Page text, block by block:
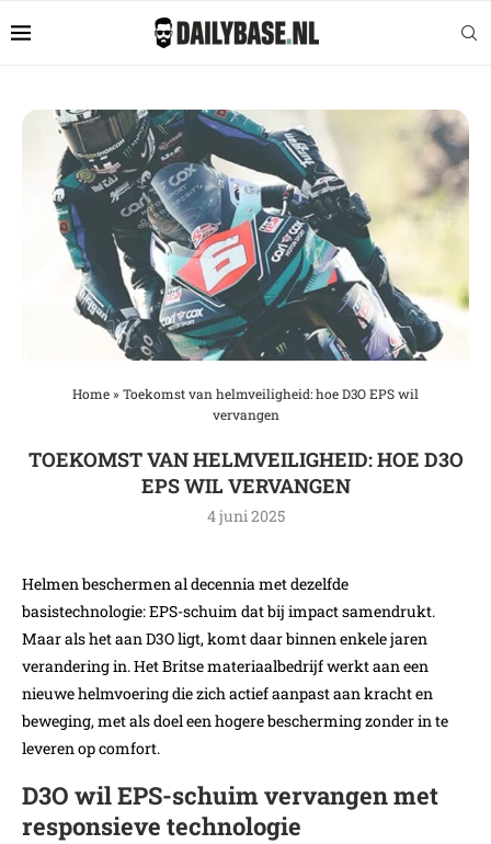
Home» Toekomst van helmveiligheid: hoe D3O EPS wil
vervangen
TOEKOMST VAN HELMVEILIGHEID: HOE D3O
EPS WIL VERVANGEN
4 juni 2025
Helmen beschermen al decennia met dezelfde
basistechnologie: EPS-schuim dat bij impact samendrukt.
Maar als het aan D3O ligt, komt daar binnen enkele jaren
verandering in. Het Britse materiaalbedrijf werkt aan een
nieuwe helmvoering die zich actief aanpast aan kracht en
beweging, met als doel een hogere bescherming zonder in te
leveren op comfort.
D3O wil EPS-schuim vervangen met
responsieve technologie